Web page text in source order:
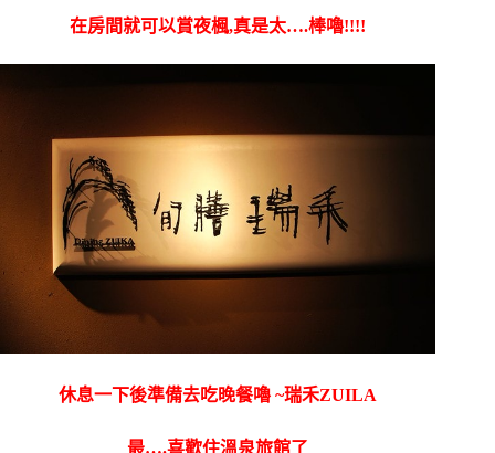
在房間就可以賞夜楓,真是太….棒嚕!!!!
休息一下後準備去吃晚餐嚕 ~瑞禾ZUILA
最….喜歡住溫泉旅館了